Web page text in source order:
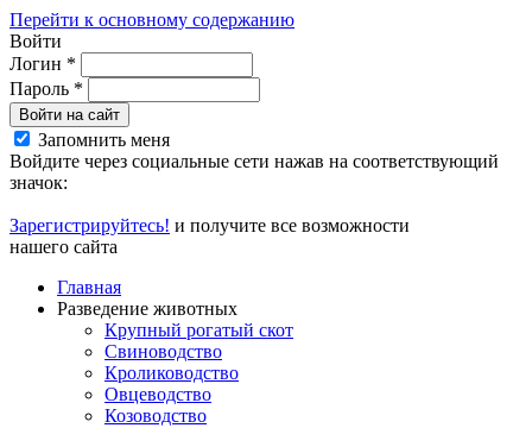
Перейти к основному содержанию
Войти
Логин *
Пароль *
Войти на сайт
Запомнить меня
Войдите через социальные сети нажав на соответствующий
значок:
Зарегистрируйтесь! и получите все возможности
нашего сайта
Главная
Разведение животных
Крупный рогатый скот
Свиноводство
Кролиководство
Овцеводство
Козоводство